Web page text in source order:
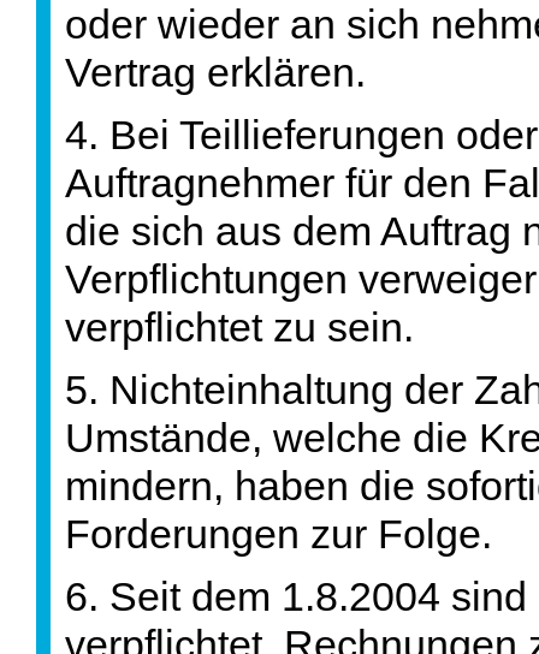
oder wieder an sich
Vertrag erklären.
4. Bei Teillieferungen
Auftragnehmer für den
die sich aus dem Auftrag
Verpflichtungen
verpflichtet zu sein.
5. Nichteinhaltung der
Umstände, welche die
mindern, haben die
Forderungen zur Folge.
6. Seit dem 1.8.2004
verpflichtet, Rechnungen